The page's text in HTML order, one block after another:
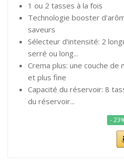
1 ou 2 tasses à la fois
Technologie booster
saveurs
Sélecteur d'intensité: 2
serré ou long...
Crema plus: une couche de
et plus fine
Capacité du réservoir: 8
du réservoir...
-